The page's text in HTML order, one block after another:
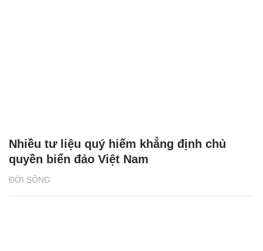
ĐỜI SỐNG
Nhiều tư liệu quý hiếm khẳng định chủ
quyền biển đảo Việt Nam